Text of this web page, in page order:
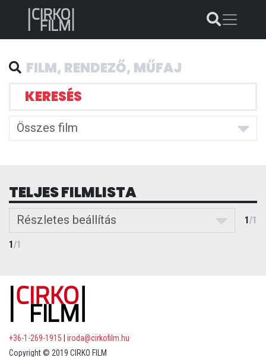
KERESÉS
Összes film
TELJES FILMLISTA
Részletes beállítás 1/1
1/1
+36-1-269-1915
iroda@cirkofilm.hu
Copyright © 2019 CIRKO FILM